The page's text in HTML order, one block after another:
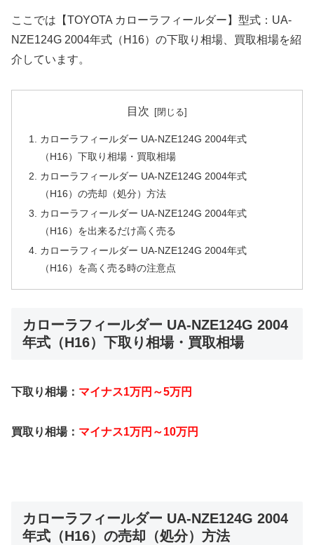
ここでは【TOYOTA カローラフィールダー】型式：UA-
NZE124G 2004年式（H16）の下取り相場、買取相場を紹
介しています。
目次
カローラフィールダー UA-NZE124G 2004年式
（H16）下取り相場・買取相場
カローラフィールダー UA-NZE124G 2004年式
（H16）の売却（処分）方法
カローラフィールダー UA-NZE124G 2004年式
（H16）を出来るだけ高く売る
カローラフィールダー UA-NZE124G 2004年式
（H16）を高く売る時の注意点
カローラフィールダー UA-NZE124G 2004
年式（H16）下取り相場・買取相場
下取り相場： マイナス1万円～5万円
買取り相場： マイナス1万円～10万円
カローラフィールダー UA-NZE124G 2004
年式（H16）の売却（処分）方法